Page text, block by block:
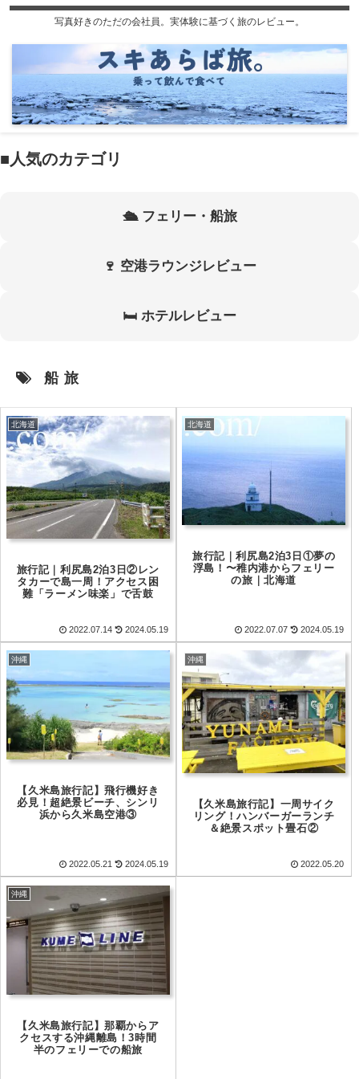
写真好きのただの会社員。実体験に基づく旅のレビュー。
■人気のカテゴリ
🛳 フェリー・船旅
🍷 空港ラウンジレビュー
🛏 ホテルレビュー
船旅
北海道
旅行記｜利尻島2泊3日②レン
タカーで島一周！アクセス困
難「ラーメン味楽」で舌鼓
2022.07.14 2024.05.19
北海道
旅行記｜利尻島2泊3日①夢の
浮島！〜稚内港からフェリー
の旅｜北海道
2022.07.07 2024.05.19
沖縄
【久米島旅行記】飛行機好き
必見！超絶景ビーチ、シンリ
浜から久米島空港③
2022.05.21 2024.05.19
沖縄
【久米島旅行記】一周サイク
リング！ハンバーガーランチ
＆絶景スポット畳石②
2022.05.20
沖縄
【久米島旅行記】那覇からア
クセスする沖縄離島！3時間
半のフェリーでの船旅